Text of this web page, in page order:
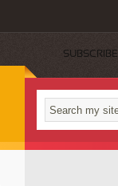
SUBSCRIBE